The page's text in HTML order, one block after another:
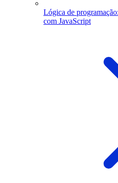
Lógica de
com JavaScript